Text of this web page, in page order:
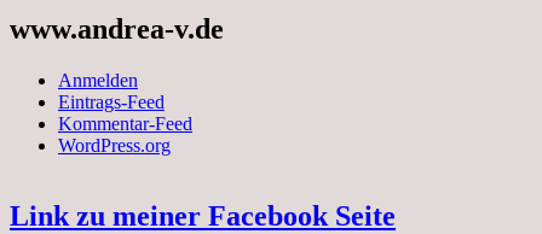
www.andrea-v.de
Anmelden
Eintrags-Feed
Kommentar-Feed
WordPress.org
Link zu meiner Facebook Seite